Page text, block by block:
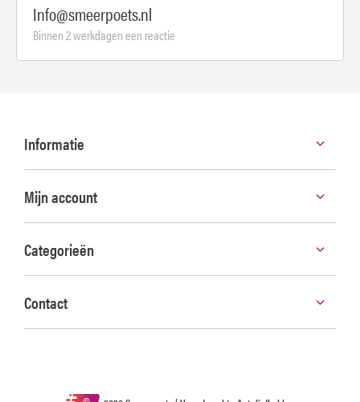
Info@smeerpoets.nl
Binnen 2 werkdagen een reactie
Informatie
Mijn account
Categorieën
Contact